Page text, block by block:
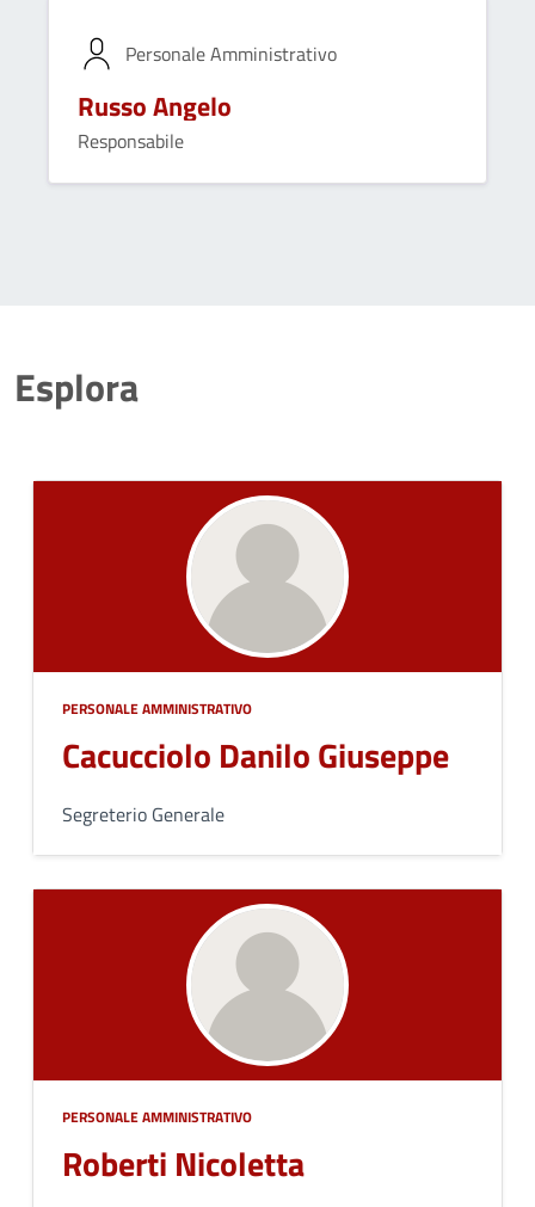
Personale Amministrativo
Russo Angelo
Responsabile
Esplora
PERSONALE AMMINISTRATIVO
Cacucciolo Danilo Giuseppe
Segreterio Generale
PERSONALE AMMINISTRATIVO
Roberti Nicoletta